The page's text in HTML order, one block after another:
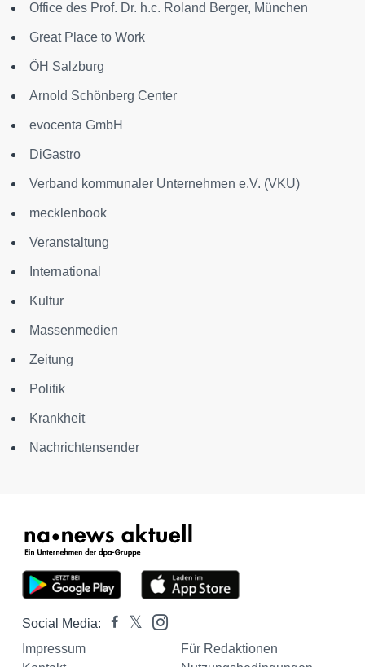
Office des Prof. Dr. h.c. Roland Berger, München
Great Place to Work
ÖH Salzburg
Arnold Schönberg Center
evocenta GmbH
DiGastro
Verband kommunaler Unternehmen e.V. (VKU)
mecklenbook
Veranstaltung
International
Kultur
Massenmedien
Zeitung
Politik
Krankheit
Nachrichtensender
Social Media:
Impressum
Für Redaktionen